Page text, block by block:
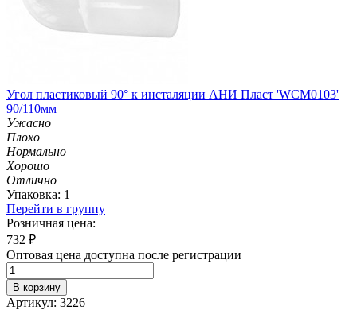
Угол пластиковый 90° к инсталяции АНИ Пласт 'WCM0103'
90/110мм
Ужасно
Плохо
Нормально
Хорошо
Отлично
Упаковка: 1
Перейти в группу
Розничная цена:
732 ₽
Оптовая цена доступна после регистрации
В корзину
Артикул: 3226